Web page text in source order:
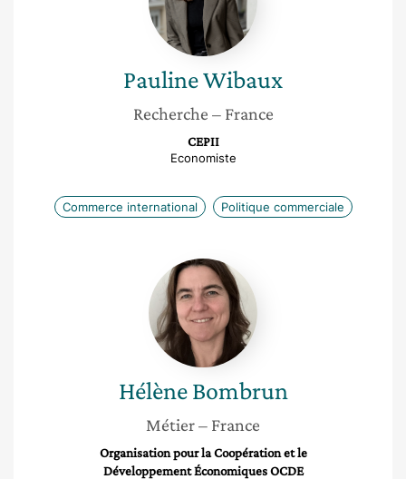
PaulineWibaux
Recherche – France
CEPII
Economiste
Commerce international Politique commerciale
Hélène
Bombrun
Hélène Bombrun
Métier– France
Organisation pour la Coopération et le
Développement Économiques OCDE